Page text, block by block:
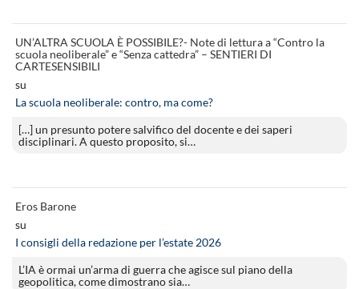
UN’ALTRA SCUOLA È POSSIBILE?- Note di lettura a “Contro la
scuola neoliberale” e “Senza cattedra” – SENTIERI DI
CARTESENSIBILI
su
La scuola neoliberale: contro, ma come?
[…] un presunto potere salvifico del docente e dei saperi
disciplinari. A questo proposito, si…
Eros Barone
su
I consigli della redazione per l’estate 2026
L’IA è ormai un’arma di guerra che agisce sul piano della
geopolitica, come dimostrano sia…